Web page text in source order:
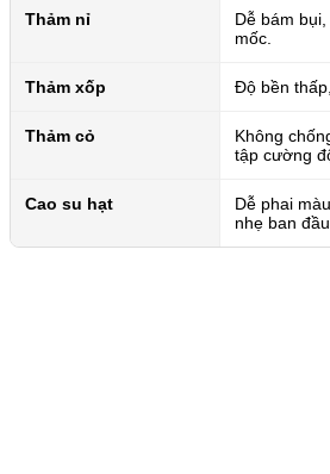
Thảm nỉ
Dễ bám
mốc.
Thảm xốp Độ bền
Thảm cỏ
Không
tập cường
Cao su hạt
Dễ phai
nhẹ ban